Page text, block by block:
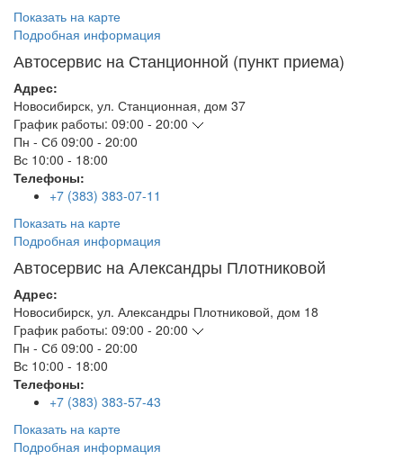
Показать на карте
Подробная информация
Автосервис на Станционной (пункт приема)
Адрес:
Новосибирск, ул. Станционная, дом 37
График работы: 09:00 - 20:00
Пн - Сб 09:00 - 20:00
Вс 10:00 - 18:00
Телефоны:
+7 (383) 383-07-11
Показать на карте
Подробная информация
Автосервис на Александры Плотниковой
Адрес:
Новосибирск, ул. Александры Плотниковой, дом 18
График работы: 09:00 - 20:00
Пн - Сб 09:00 - 20:00
Вс 10:00 - 18:00
Телефоны:
+7 (383) 383-57-43
Показать на карте
Подробная информация